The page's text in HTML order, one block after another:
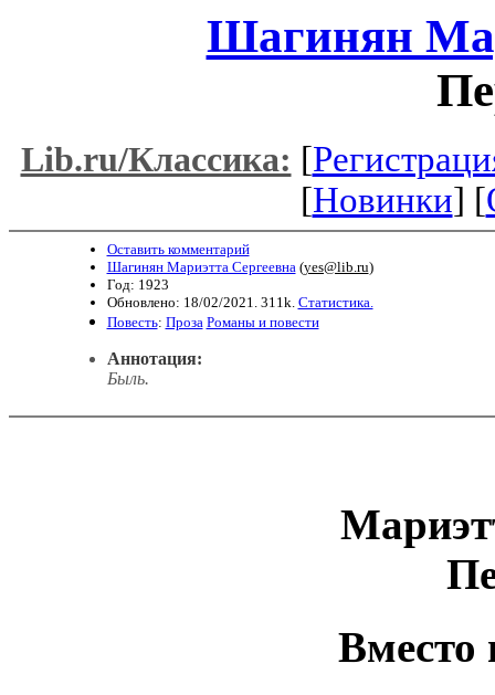
Шагинян
Lib.ru/Классика: [
[Новинки] [
Оставить комментарий
Шагинян Мариэтта Сергеевна (yes@lib.ru)
Год: 1923
Обновлено: 18/02/2021. 311k. Статистика.
Повесть: Проза Романы и повести
Аннотация:
Быль.
Вместо